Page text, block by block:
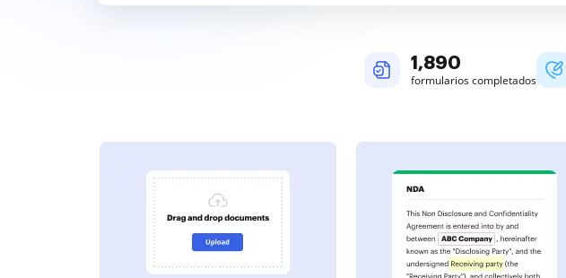
1,890
formularios completados